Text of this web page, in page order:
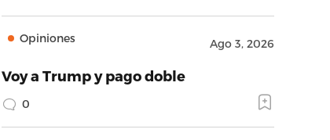
Opiniones Ago 3, 2026
Voy a Trump y pago doble
0